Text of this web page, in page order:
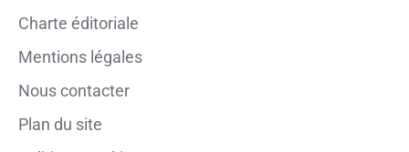
Charte éditoriale
Mentions légales
Nous contacter
Plan du site